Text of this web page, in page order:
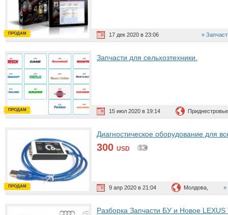
17 дек 2020 в 23:06
ПРОДАМ
Запчасти для сельхозтехники.
15 июл 2020 в 19:14
ПРОДАМ
Диагностическое оборудование для
300 USD
9 апр 2020 в 21:04 Молдова,
ПРОДАМ
Разборка Запчасти БУ и Новое